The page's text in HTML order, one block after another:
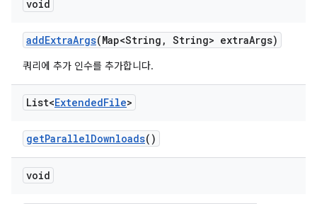
void
addExtraArgs(Map<String , String> extraArgs)
쿼리에 추가 인수를 추가합니다.
List<ExtendedFile>
getParallelDownloads()
void